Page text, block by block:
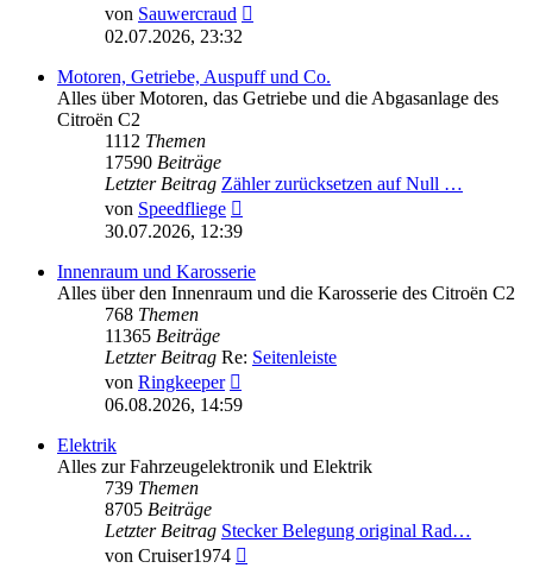
von Sauwercraud
02.07.2026, 23:32
Motoren, Getriebe, Auspuff und Co.
Alles über Motoren, das Getriebe und die Abgasanlage des
Citroën C2
1112 Themen
17590 Beiträge
Letzter Beitrag Zähler zurücksetzen auf Null …
von Speedfliege
Beitrag
30.07.2026, 12:39
Innenraum und Karosserie
Alles über den Innenraum und die Karosserie des Citroën C2
768 Themen
11365 Beiträge
Letzter Beitrag Re: Seitenleiste
von Ringkeeper
Beitrag
06.08.2026, 14:59
Elektrik
Alles zur Fahrzeugelektronik und Elektrik
739 Themen
8705 Beiträge
Letzter Beitrag Stecker Belegung original Rad…
von Cruiser1974